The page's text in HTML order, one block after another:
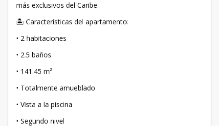
más exclusivos del Caribe.
🏝 Características del apartamento:
•⁠ ⁠2 habitaciones
•⁠ ⁠2.5 baños
•⁠ ⁠141.45 m²
•⁠ ⁠Totalmente amueblado
•⁠ ⁠Vista a la piscina
•⁠ ⁠Segundo nivel